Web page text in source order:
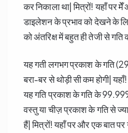
कर निकाला था| मित्रों! यहाँ पर
डाइलेशन के प्रभाव को देखने के
को अंतरिक्ष में बहुत ही तेजी से गति
यह गती लगभग प्रकाश के गति
बरा-बर से थोड़ी सी कम होगी|
यह गति प्रकाश के गति के
वस्तु या चीज़ प्रकाश के गति से
हैं| मित्रों! यहाँ पर और एक बात पर